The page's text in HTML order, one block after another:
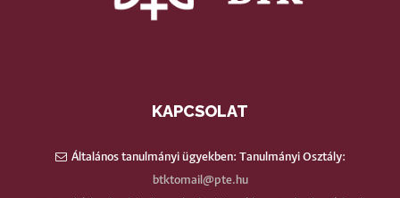
KAPCSOLAT
Általános tanulmányi ügyekben: Tanulmányi Osztály:
btktomail@pte.hu